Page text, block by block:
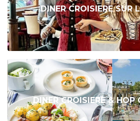
DINER CROISIERE SUR
DINER CROISIERE & HOP